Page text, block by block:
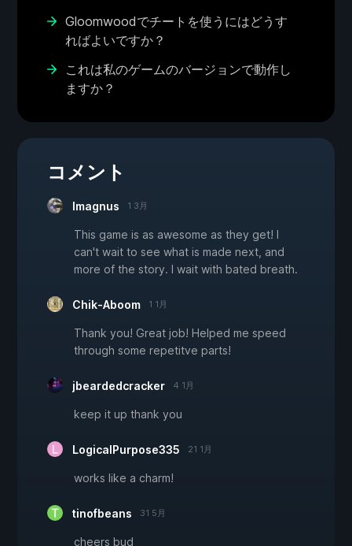
Gloomwoodでチートを使うにはどうす
ればよいですか？
これは私のゲームのバージョンで動作し
ますか？
コメント
Imagnus 1 3月
This game is as awesome as they get! I
can't wait to see what is made next, and
more of the story. I wait with bated breath.
Chik-Aboom 1 1月
Thank you! Great job! Helped me speed
through some repetitve parts!
jbeardedcracker 4 1月
keep it up thank you
LogicalPurpose335 21 1月
works like a charm!
tinofbeans 31 5月
cheers bud